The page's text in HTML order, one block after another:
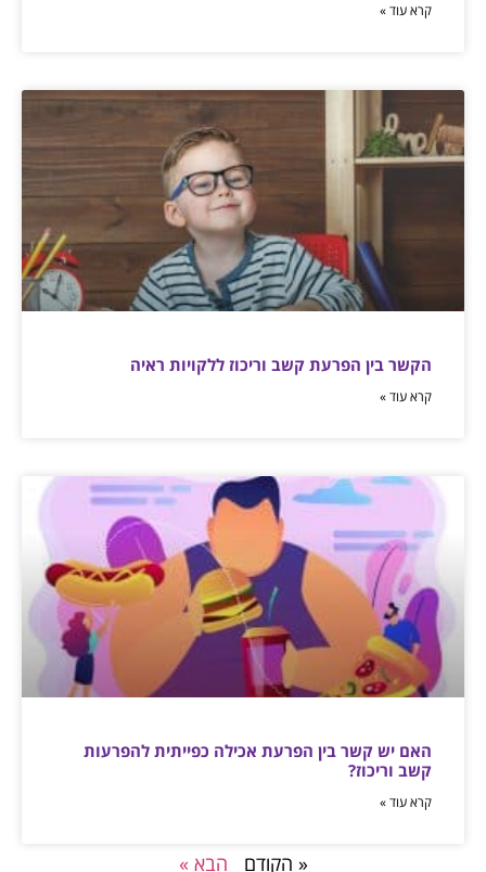
קרא עוד »
הקשר בין הפרעת קשב וריכוז ללקויות ראיה
קרא עוד »
האם יש קשר בין הפרעת אכילה כפייתית להפרעות
קשב וריכוז?
קרא עוד »
« הקודם הבא »